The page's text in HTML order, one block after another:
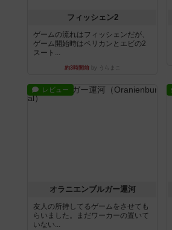
フィッシェン2
ゲームの流れはフィッシェンだが、
ゲーム開始時はペリカンとエビの2
スート...
約3時間前by うらまこ
レビュー
オラニエンブルガー運河
友人の所持してるゲームをさせても
らいました。まだワーカーの置いて
いない...